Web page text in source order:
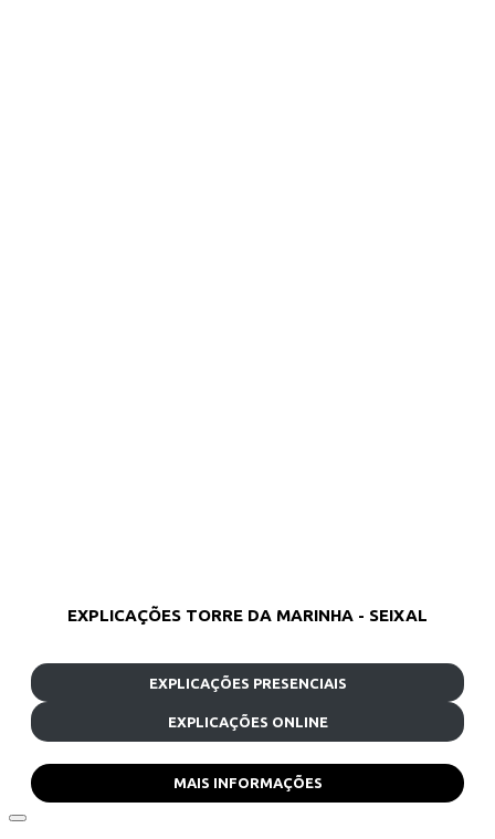
EXPLICAÇÕES TORRE DA MARINHA - SEIXAL
EXPLICAÇÕES PRESENCIAIS
EXPLICAÇÕES ONLINE
MAIS INFORMAÇÕES